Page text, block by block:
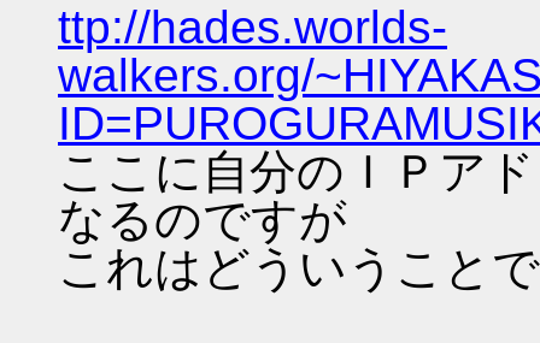
ttp://hades.worlds-
walkers.org/
ここに自分のＩＰア
なるのですが
これはどういうこと